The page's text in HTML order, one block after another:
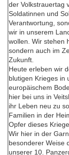
der Volkstrauertag
Soldatinnen und
Verantwortung,
wir in unserem
wollen. Wir stehen
sondern auch im
Zukunft.
Heute erleben wir
blutigen Krieges in
europäischem
hier bei uns in
ihr Leben neu zu
Familien in der
Opfer dieses
Wir hier in der
besonderer Weise
unserer 10.